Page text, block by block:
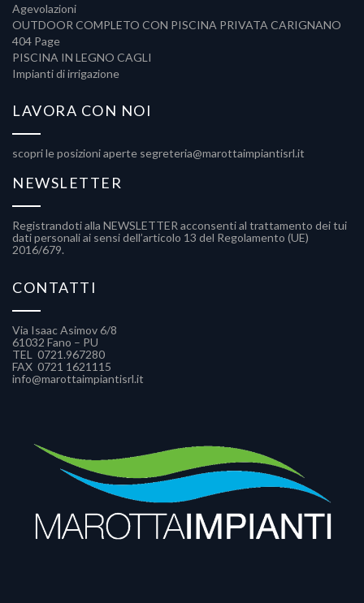
Agevolazioni
OUTDOOR COMPLETO CON PISCINA PRIVATA CARIGNANO
404 Page
PISCINA IN LEGNO CAGLI
Impianti di irrigazione
LAVORA CON NOI
scopri le posizioni aperte segreteria@marottaimpiantisrl.it
NEWSLETTER
Registrandoti alla NEWSLETTER acconsenti al trattamento dei tui
dati personali ai sensi dell’articolo 13 del Regolamento (UE)
2016/679.
CONTATTI
Via Isaac Asimov 6/8
61032 Fano – PU
TEL 0721.967280​
FAX 0721 1621115
info@marottaimpiantisrl.it